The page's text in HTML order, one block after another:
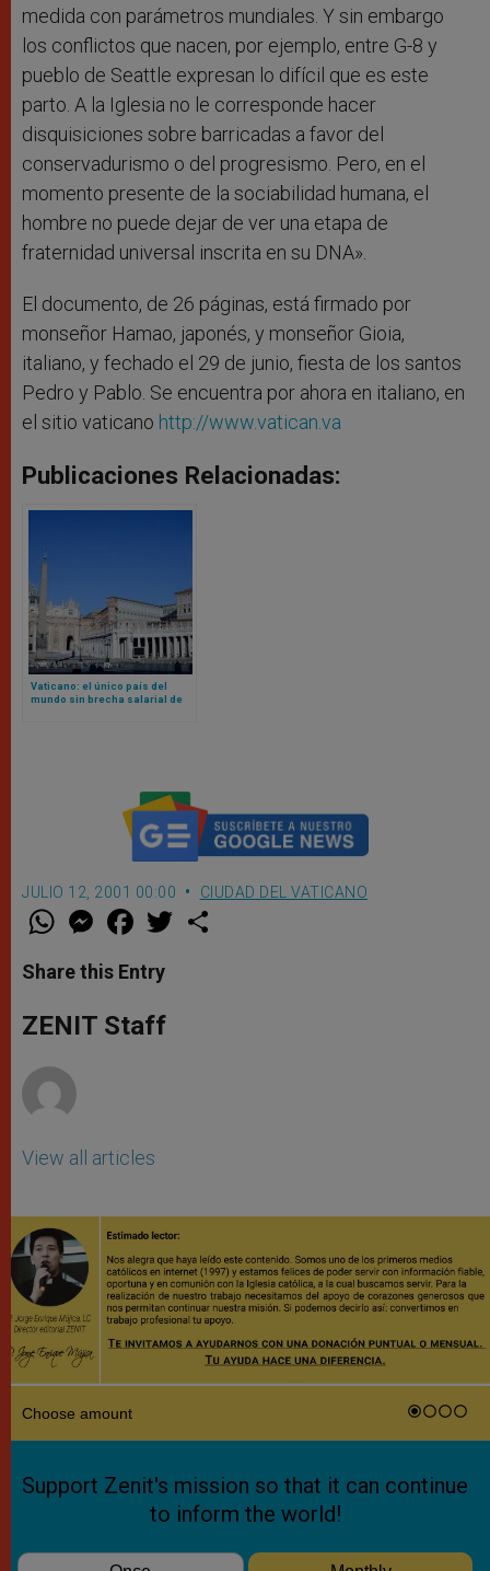
medida con parámetros mundiales. Y sin embargo
los conflictos que nacen, por ejemplo, entre G-8 y
pueblo de Seattle expresan lo difícil que es este
parto. A la Iglesia no le corresponde hacer
disquisiciones sobre barricadas a favor del
conservadurismo o del progresismo. Pero, en el
momento presente de la sociabilidad humana, el
hombre no puede dejar de ver una etapa de
fraternidad universal inscrita en su DNA».
El documento, de 26 páginas, está firmado por
monseñor Hamao, japonés, y monseñor Gioia,
italiano, y fechado el 29 de junio, fiesta de los santos
Pedro y Pablo. Se encuentra por ahora en italiano, en
el sitio vaticano http://www.vatican.va
Publicaciones Relacionadas:
Vaticano: el único país del
mundo sin brecha salarial de
JULIO 12, 2001 00:00 CIUDAD DEL VATICANO
W
t
s
p
p
M
e
s
e
g
e
F
a
e
b
o
k
w
Share this Entry
ZENIT Staff
View all articles